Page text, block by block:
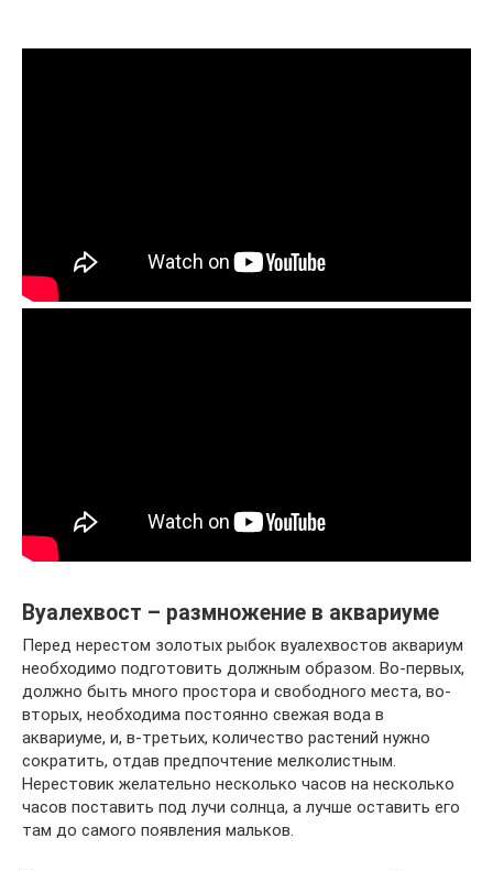
Вуалехвост – размножение в аквариуме
Перед нерестом золотых рыбок вуалехвостов аквариум
необходимо подготовить должным образом. Во-первых,
должно быть много простора и свободного места, во-
вторых, необходима постоянно свежая вода в
аквариуме, и, в-третьих, количество растений нужно
сократить, отдав предпочтение мелколистным.
Нерестовик желательно несколько часов на несколько
часов поставить под лучи солнца, а лучше оставить его
там до самого появления мальков.